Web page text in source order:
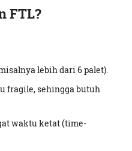
FTL?
lebih dari 6 palet).
fragile, sehingga butuh
waktu ketat (time-